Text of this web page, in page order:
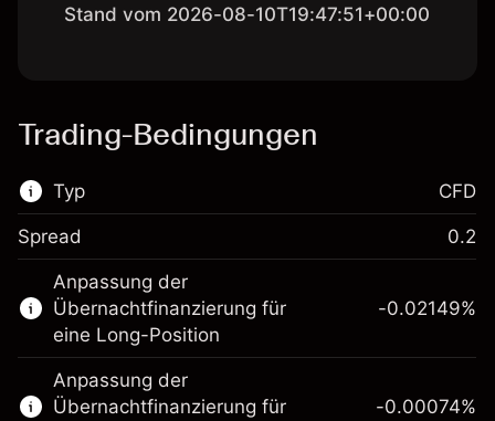
Stand vom 2026-08-10T19:47:51+00:00
Trading-Bedingungen
Typ
Dieser Finanzmarkt steht für das CFD-
Trading zur Verfügung.
Erfahren Sie mehr über:
CFDs
CFD
Spread 0.2
Anpassung der
Übernachtfinanzierung für
eine Long-Position
-0.02149%
Anpassung der
Übernachtfinanzierung für
-0.00074%